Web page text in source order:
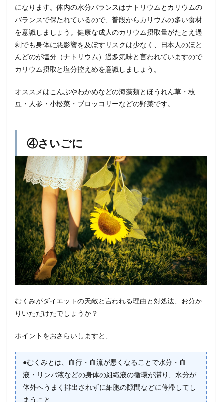
になります。体内の水分バランスはナトリウムとカリウムの
バランスで保たれているので、普段からカリウムの多い食材
を意識しましょう。健康な成人のカリウム摂取量がたとえ過
剰でも身体に悪影響を及ぼすリスクは少なく、日本人のほと
んどのが塩分（ナトリウム）過多気味と言われていますので
カリウム摂取と塩分控えめを意識しましょう。
オススメはこんぶやわかめなどの海藻類とほうれん草・枝
豆・人参・小松菜・ブロッコリーなどの野菜です。
④さいごに
むくみがダイエットの天敵と言われる理由と対処法、お分か
りいただけたでしょうか？
ポイントをおさらいしますと、
●むくみとは、血行・血流が悪くなることで水分・血
液・リンパ液などの身体の組織液の循環が滞り、水分が
体外へうまく排出されずに細胞の隙間などに停滞してし
まうこと